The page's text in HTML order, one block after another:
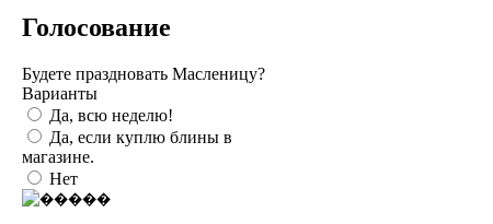
Голосование
Будете праздновать Масленицу?
Варианты
Да, всю неделю!
Да, если куплю блины в
магазине.
Нет